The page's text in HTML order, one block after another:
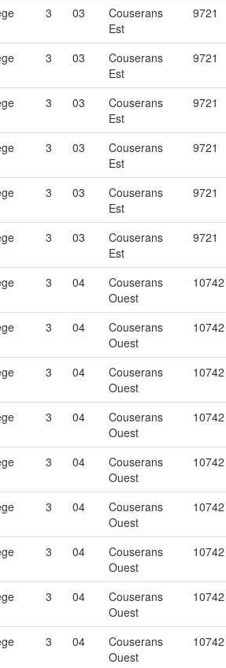
3 03
Couserans
Est
9721
3 03
Couserans
Est
9721
3 03
Couserans
Est
9721
3 03
Couserans
Est
9721
3 03
Couserans
Est
9721
3 03
Couserans
Est
9721
3 04
Couserans
Ouest
10742
3 04
Couserans
Ouest
10742
3 04
Couserans
Ouest
10742
3 04
Couserans
Ouest
10742
3 04
Couserans
Ouest
10742
3 04
Couserans
Ouest
10742
3 04
Couserans
Ouest
10742
3 04
Couserans
Ouest
10742
3 04
Couserans
Ouest
10742